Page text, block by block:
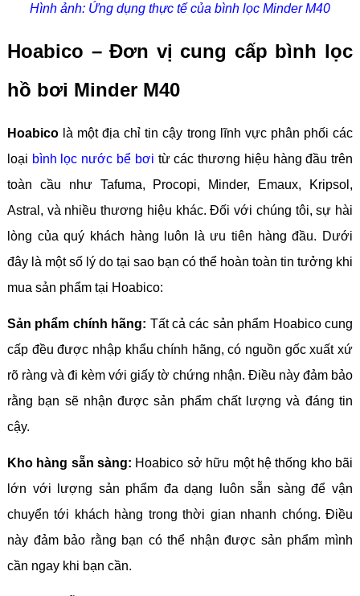
Hình ảnh: Ứng dụng thực tế của bình lọc Minder M40
Hoabico – Đơn vị cung cấp bình lọc
hồ bơi Minder M40
Hoabicolà một địa chỉ tin cậy trong lĩnh vực phân phối các
loại bình lọc nước bể bơi từ các thương hiệu hàng đầu trên
toàn cầu như Tafuma, Procopi, Minder, Emaux, Kripsol,
Astral, và nhiều thương hiệu khác. Đối với chúng tôi, sự hài
lòng của quý khách hàng luôn là ưu tiên hàng đầu. Dưới
đây là một số lý do tại sao bạn có thể hoàn toàn tin tưởng khi
mua sản phẩm tại Hoabico:
Sản phẩm chính hãng: Tất cả các sản phẩm Hoabico cung
cấp đều được nhập khẩu chính hãng, có nguồn gốc xuất xứ
rõ ràng và đi kèm với giấy tờ chứng nhận. Điều này đảm bảo
rằng bạn sẽ nhận được sản phẩm chất lượng và đáng tin
cậy.
Kho hàng sẵn sàng: Hoabico sở hữu một hệ thống kho bãi
lớn với lượng sản phẩm đa dạng luôn sẵn sàng để vận
chuyển tới khách hàng trong thời gian nhanh chóng. Điều
này đảm bảo rằng bạn có thể nhận được sản phẩm mình
cần ngay khi bạn cần.